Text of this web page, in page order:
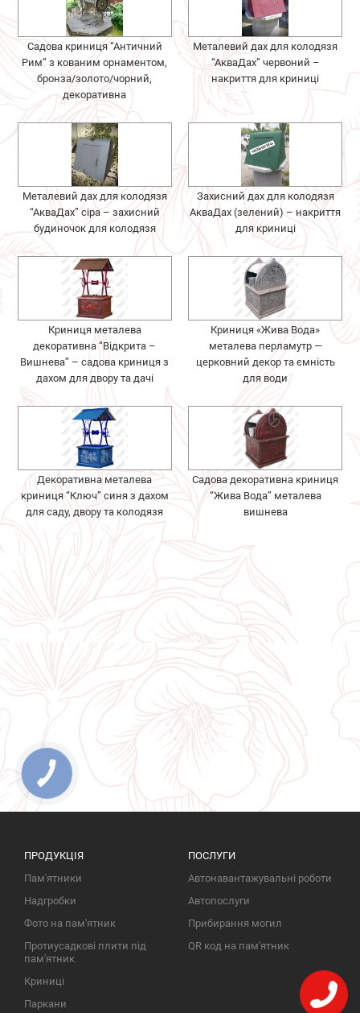
Садова криниця “Античний
Рим” з кованим орнаментом,
бронза/золото/чорний,
декоративна
Металевий дах для колодязя
“АкваДах” червоний –
накриття для криниці
Металевий дах для колодязя
“АкваДах” сіра – захисний
будиночок для колодязя
Захисний дах для колодязя
АкваДах (зелений) – накриття
для криниці
Криниця металева
декоративна “Відкрита –
Вишнева” – садова криниця з
дахом для двору та дачі
Криниця «Жива Вода»
металева перламутр —
церковний декор та ємність
для води
Декоративна металева
криниця “Ключ” синя з дахом
для саду, двору та колодязя
Садова декоративна криниця
“Жива Вода” металева
вишнева
ПРОДУКЦІЯ
Пам'ятники
Надгробки
Фото на пам'ятник
Протиусадкові плити під
пам'ятник
Криниці
Паркани
ПОСЛУГИ
Автонавантажувальні роботи
Автопослуги
Прибирання могил
QR код на пам'ятник